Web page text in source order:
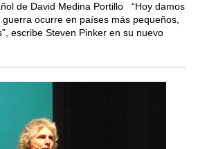
de David Medina Portillo “Hoy damos
ocurre en países más pequeños,
escribe Steven Pinker en su nuevo